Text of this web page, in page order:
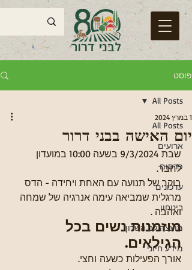
פוסט
All Posts
ארועים
פרסום
עדכונים
ביטחון
מועצה לב השרון
מידע חיוני
All Posts
יום האישה בבני דרור
1 במרץ 2024
שבת 9/3/2024 בשעה 10:00 במועדון
לחבר.
בוקר של תנועה עם האחת ויחידה - הדס
מרגלית שמביאה עימה אנרגיה של שמחה
ואהבה .
מוזמנות נשים בכל
הגילאים.
אורך הפעילות כשעה וחצי.